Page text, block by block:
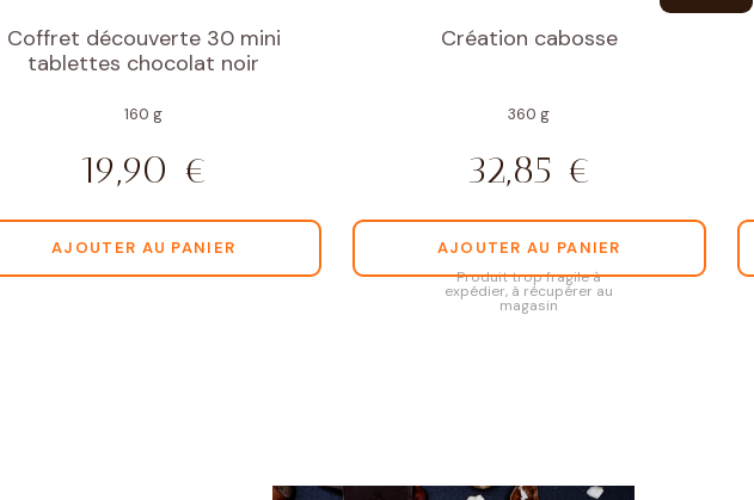
Coffret découverte 30 mini
tablettes chocolat noir
160 g
19,90 €
AJOUTER AU PANIER
Création cabosse
360 g
32,85 €
AJOUTER AU PANIER
Produit trop fragile à
expédier, à récupérer au
magasin